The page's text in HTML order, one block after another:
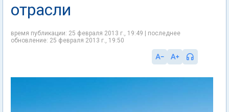
отрасли
время публикации: 25 февраля 2013 г., 19:49 | последнее
обновление: 25 февраля 2013 г., 19:50